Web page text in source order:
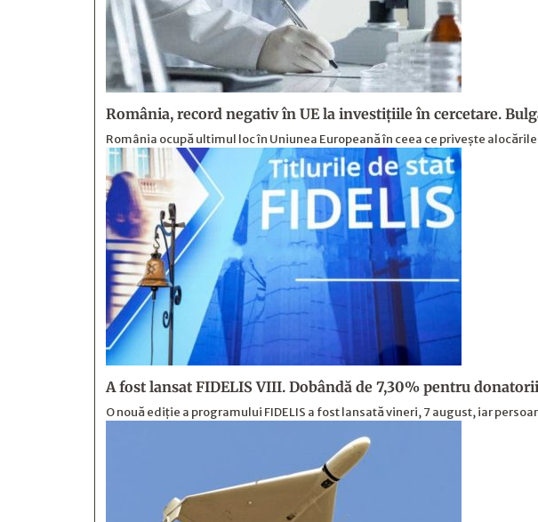
România, record negativ în UE la investițiile în cercetare.
România ocupă ultimul loc în Uniunea Europeană în ceea ce privește
A fost lansat FIDELIS VIII. Dobândă de 7,30% pentru
O nouă ediție a programului FIDELIS a fost lansată vineri, 7 august, iar